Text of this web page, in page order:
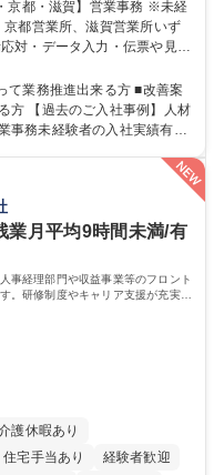
対・データ入力・伝票や見積
で発生する事務業務や業務改
務システムがきちんと構築さ
ができる環境です。また、
に取り組んでいただけます。
経験可
て業務推進出来る方 ■改善案
方 【過去のご入社事例】人材
事務未経験者の入社実績有
ます。ベースの定型業務に加
サポート、改善の動きも期
チームに貢献し、結果的に
。平均19:30の退勤以降の業
る働き方となります。 学
： 資格：
業月平均9時間未満/有
事経理部門や収益事業等のフロント
。研修制度やキャリア支援が充実し
護休暇あり
住宅手当あり
経験者歓迎